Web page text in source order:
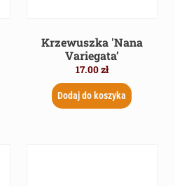
Krzewuszka 'Nana
Variegata’
17.00zł
Dodaj do koszyka